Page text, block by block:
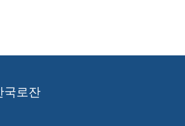
국로잔